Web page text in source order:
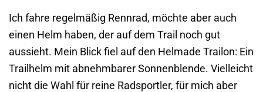
Ich fahre regelmäßig Rennrad, möchte aber auch
einen Helm haben, der auf dem Trail noch gut
aussieht. Mein Blick fiel auf den Helmade Trailon: Ein
Trailhelm mit abnehmbarer Sonnenblende. Vielleicht
nicht die Wahl für reine Radsportler, für mich aber